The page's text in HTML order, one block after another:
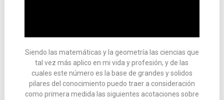
Siendo las matemáticas y la geometría las ciencias que
tal vez más aplico en mi vida y profesión, y de las
cuales este número es la base de grandes y solidos
pilares del conocimiento puedo traer a consideración
como primera medida las siguientes acotaciones sobre